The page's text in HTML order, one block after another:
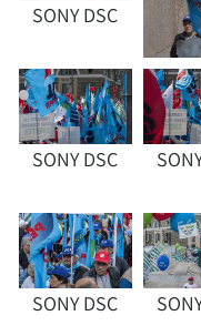
SONY DSC
SONY DSC
SONY DSC